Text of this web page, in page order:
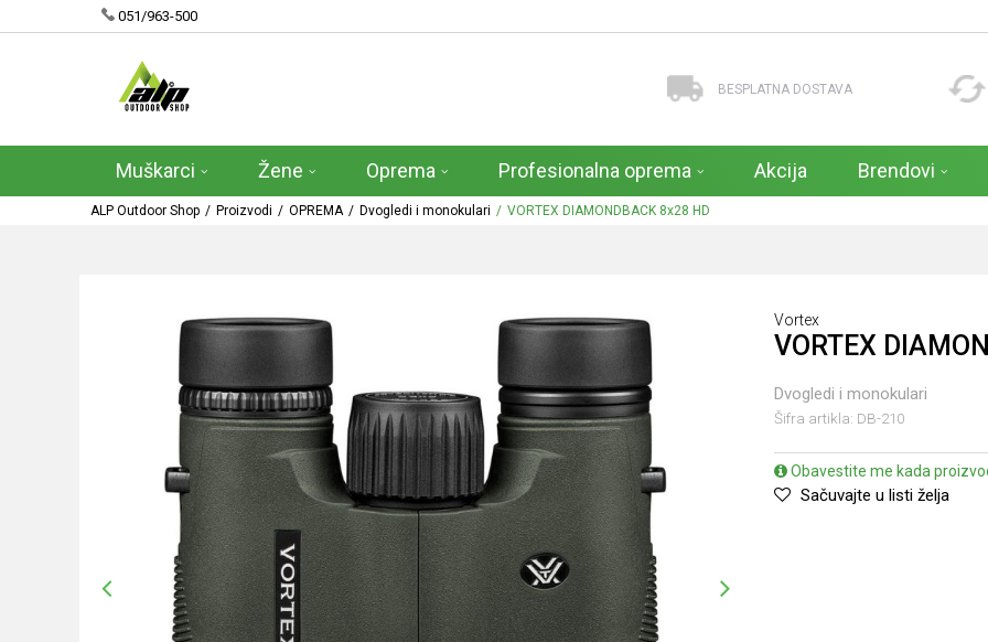
051/963-500
BESPLATNA DOSTAVA
Muškarci Žene Oprema Profesionalna oprema Akcija Brendovi
ALP Outdoor Shop Proizvodi OPREMA Dvogledi i monokulari VORTEX DIAMONDBACK 8x28 HD
Vortex
VORTEX
Dvogledi i monokulari
Šifra artikla: DB-210
Obavestite me kada
Sačuvajte u listi želja